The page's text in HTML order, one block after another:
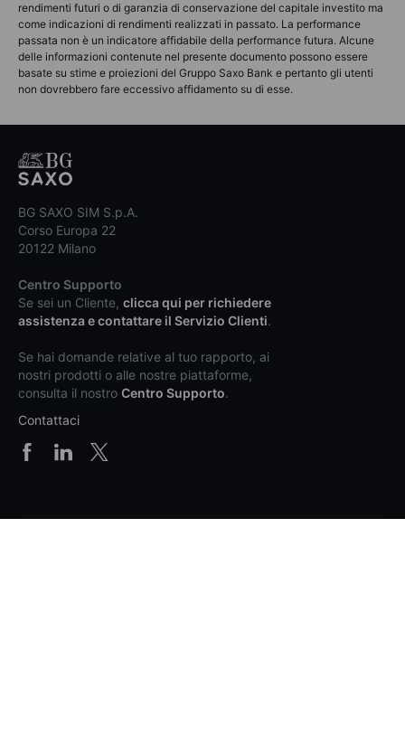
rendimenti futuri o di garanzia di conservazione del capitale investito ma
come indicazioni di rendimenti realizzati in passato. La performance
passata non è un indicatore affidabile della performance futura. Alcune
delle informazioni contenute nel presente documento possono essere
basate su stime e proiezioni del Gruppo Saxo Bank e pertanto gli utenti
non dovrebbero fare eccessivo affidamento su di esse.
BG SAXO SIM S.p.A.
Corso Europa 22
20122 Milano
Centro Supporto
Se sei un Cliente, clicca qui per richiedere
assistenza e contattare il Servizio Clienti.
Se hai domande relative al tuo rapporto, ai
nostri prodotti o alle nostre piattaforme,
consulta il nostro Centro Supporto.
Contattaci